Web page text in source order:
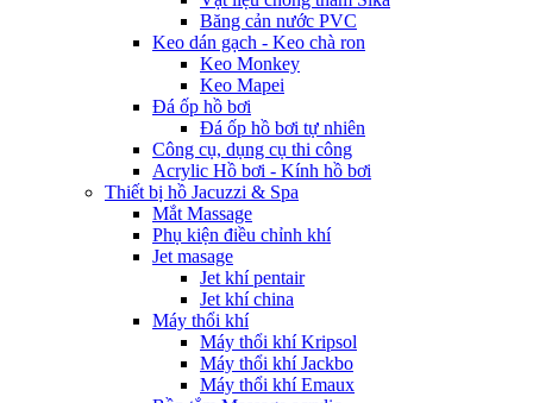
Băng cản nước PVC
Keo dán gạch - Keo chà ron
Keo Monkey
Keo Mapei
Đá ốp hồ bơi
Đá ốp hồ bơi tự nhiên
Công cụ, dụng cụ thi công
Acrylic Hồ bơi - Kính hồ bơi
Thiết bị hồ Jacuzzi & Spa
Mắt Massage
Phụ kiện điều chỉnh khí
Jet masage
Jet khí pentair
Jet khí china
Máy thổi khí
Máy thổi khí Kripsol
Máy thổi khí Jackbo
Máy thổi khí Emaux